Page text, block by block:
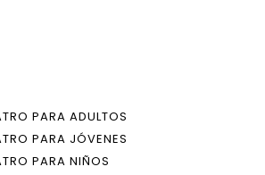
PARA ADULTOS
PARA JÓVENES
PARA NIÑOS